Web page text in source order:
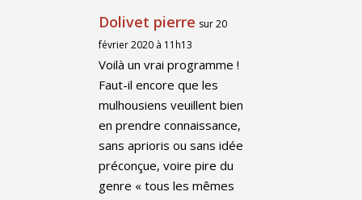
Dolivet pierre sur 20
février 2020 à 11h13
Voilà un vrai programme !
Faut-il encore que les
mulhousiens veuillent bien
en prendre connaissance,
sans aprioris ou sans idée
préconçue, voire pire du
genre « tous les mêmes